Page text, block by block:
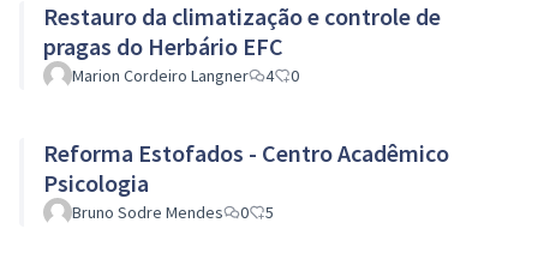
Restauro da climatização e controle de
pragas do Herbário EFC
Marion Cordeiro Langner 4 0
Reforma Estofados - Centro Acadêmico
Psicologia
Bruno Sodre Mendes 0 5